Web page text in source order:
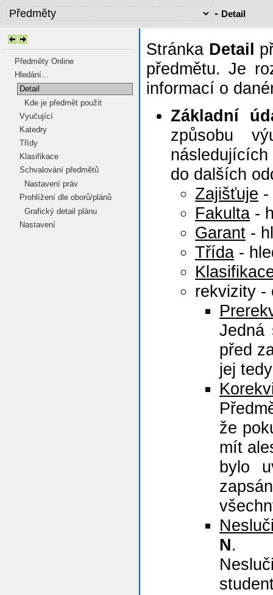
- Detail
Předměty Online
Hledání...
Detail
Kde je předmět použit
Vyučující
Katedry
Třídy
Klasifikace
Schvalování předmětů
Nastavení práv
Prohlížení dle oborů/plánů
Grafický detail plánu
Nastavení
Stránka Detail
předmětu. Je
informací o
Základní
způsobu
do dalších
Zajišťuje -
Fakulta -
Garant -
Třída -
rekvizity -
Jedná
před
jej
že
mít
bylo
N.